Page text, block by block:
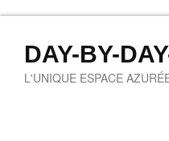
DAY-BY-
L'UNIQUE ESPACE